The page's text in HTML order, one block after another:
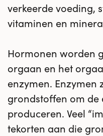
verkeerde voeding,
vitaminen en
Hormonen worden
orgaan en het
enzymen. Enzymen
grondstoffen om
produceren. Veel
tekorten aan die